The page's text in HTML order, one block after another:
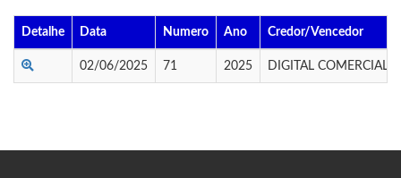
Detalhe Data Numero Ano Credor/Vencedor
02/06/2025 71 2025 DIGITAL COMERCIAL